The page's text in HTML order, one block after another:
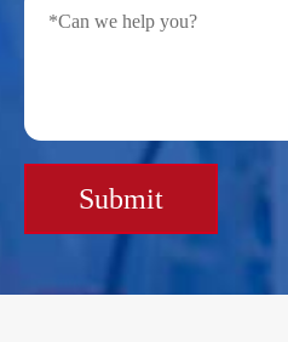
Submit